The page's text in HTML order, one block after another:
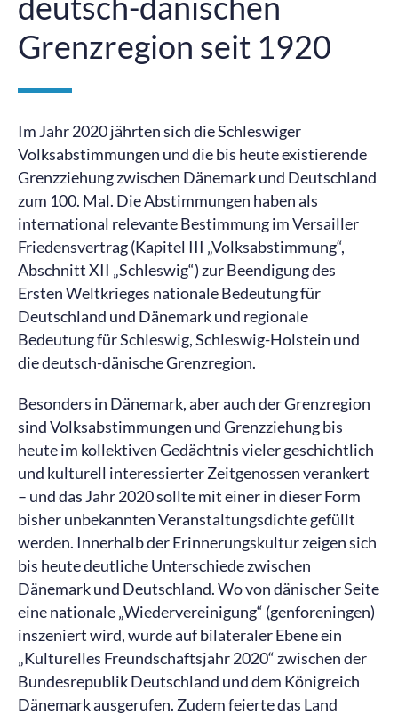
Grenzregion seit 1920
Im Jahr 2020 jährten sich die Schleswiger
Volksabstimmungen und die bis heute existierende
Grenzziehung zwischen Dänemark und Deutschland
zum 100. Mal. Die Abstimmungen haben als
international relevante Bestimmung im Versailler
Friedensvertrag (Kapitel III „Volksabstimmung“,
Abschnitt XII „Schleswig“) zur Beendigung des
Ersten Weltkrieges nationale Bedeutung für
Deutschland und Dänemark und regionale
Bedeutung für Schleswig, Schleswig-Holstein und
die deutsch-dänische Grenzregion.
Besonders in Dänemark, aber auch der Grenzregion
sind Volksabstimmungen und Grenzziehung bis
heute im kollektiven Gedächtnis vieler geschichtlich
und kulturell interessierter Zeitgenossen verankert
– und das Jahr 2020 sollte mit einer in dieser Form
bisher unbekannten Veranstaltungsdichte gefüllt
werden. Innerhalb der Erinnerungskultur zeigen sich
bis heute deutliche Unterschiede zwischen
Dänemark und Deutschland. Wo von dänischer Seite
eine nationale „Wiedervereinigung“ (genforeningen)
inszeniert wird, wurde auf bilateraler Ebene ein
„Kulturelles Freundschaftsjahr 2020“ zwischen der
Bundesrepublik Deutschland und dem Königreich
Dänemark ausgerufen. Zudem feierte das Land